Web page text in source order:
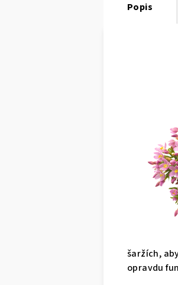
Popis
šaržích,
opravdu